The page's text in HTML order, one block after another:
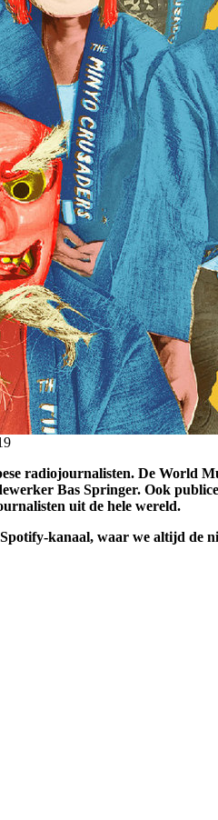
radiojournalisten. De World
Bas Springer. Ook
uit de hele wereld.
kanaal, waar we altijd de